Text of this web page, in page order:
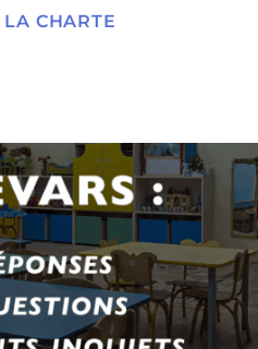
LA CHARTE